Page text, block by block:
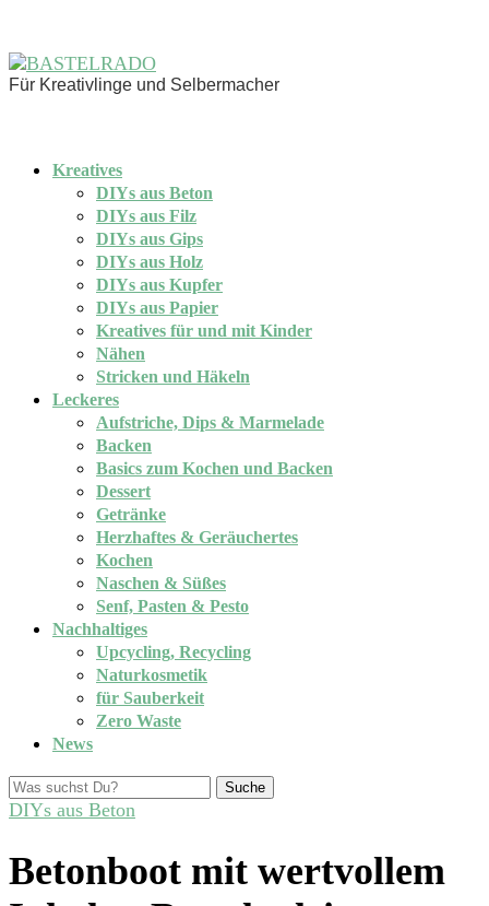
Für Kreativlinge und Selbermacher
Kreatives
DIYs aus Beton
DIYs aus Filz
DIYs aus Gips
DIYs aus Holz
DIYs aus Kupfer
DIYs aus Papier
Kreatives für und mit Kinder
Nähen
Stricken und Häkeln
Leckeres
Aufstriche, Dips & Marmelade
Backen
Basics zum Kochen und Backen
Dessert
Getränke
Herzhaftes & Geräuchertes
Kochen
Naschen & Süßes
Senf, Pasten & Pesto
Nachhaltiges
Upcycling, Recycling
Naturkosmetik
für Sauberkeit
Zero Waste
News
Suche
DIYs aus Beton
Betonboot mit wertvollem